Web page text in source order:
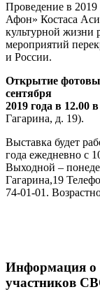
Проведение в
Афон» Костаса
культурной жизни
мероприятий
и России.
Открытие
сентября
2019 года в 12.00
Гагарина, д. 19).
Выставка будет
года ежедневно с
Выходной –
Гагарина,19
74-01-01.
Информация о
участников